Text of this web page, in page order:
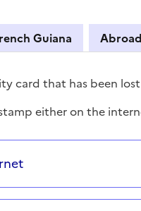
Guiana Abroad
card that has been
either on the